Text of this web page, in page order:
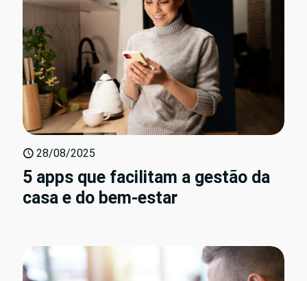
28/08/2025
5 apps que facilitam a gestão da
casa e do bem-estar